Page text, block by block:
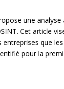
une
Cet article
entreprises que
pour la